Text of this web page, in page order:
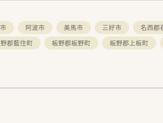
阿波市 美馬市 三好市 名西郡
郡藍住町 板野郡板野町 板野郡上板町